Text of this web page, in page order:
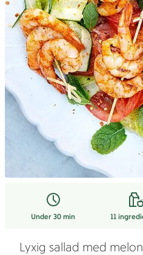
Under 30 min 11
Lyxig sallad med